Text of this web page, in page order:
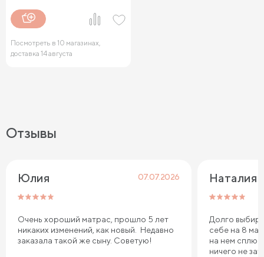
Посмотреть в 10 магазинах,
доставка 14 августа
Отзывы
Юлия 07.07.2026
Очень хороший матрас, прошло 5 лет
никаких изменений, как новый. Недавно
заказала такой же сыну. Советую!
Наталия
Долго
себе на 8
на нем сплю.
ничего не